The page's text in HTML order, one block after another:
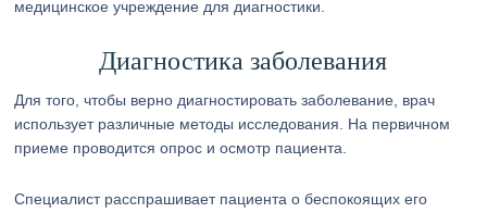
медицинское учреждение для диагностики.
Диагностика заболевания
Для того, чтобы верно диагностировать заболевание, врач
использует различные методы исследования. На первичном
приеме проводится опрос и осмотр пациента.
Специалист расспрашивает пациента о беспокоящих его